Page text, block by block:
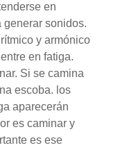
en
generar sonidos.
y armónico
en fatiga.
Si se camina
escoba. los
aparecerán
es caminar y
es ese